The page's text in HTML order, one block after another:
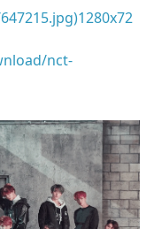
nct-